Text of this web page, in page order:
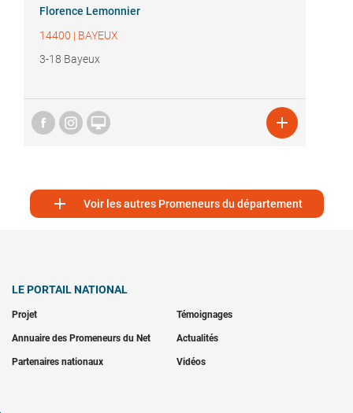
Florence Lemonnier
14400 | BAYEUX
3-18 Bayeux
 
 Voir les autres Promeneurs du département
LE PORTAIL NATIONAL
Projet Témoignages
Annuaire des Promeneurs du Net Actualités
Partenaires nationaux Vidéos